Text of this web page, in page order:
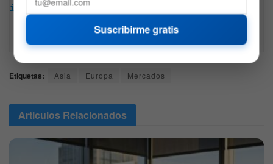
intención, esta no representa ninguna recomendación
de inversión y es solo para fines informativos.
Recuerda hacer siempre tu propia investigación.
Etiquetas: Asia Europa Mercados
Articulos Relacionados
Suscribirme gratis